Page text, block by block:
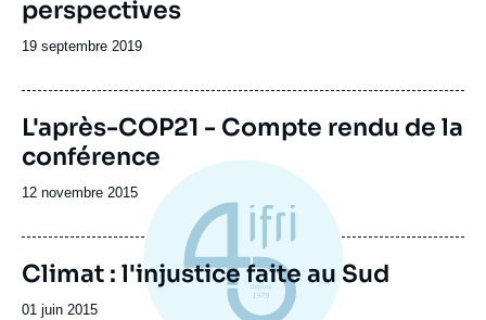
perspectives
Date
publication
19 septembre 2019
L'après-COP21 - Compte rendu de la
conférence
Date
publication
12 novembre 2015
Climat : l'injustice faite au Sud
Date
01 juin 2015